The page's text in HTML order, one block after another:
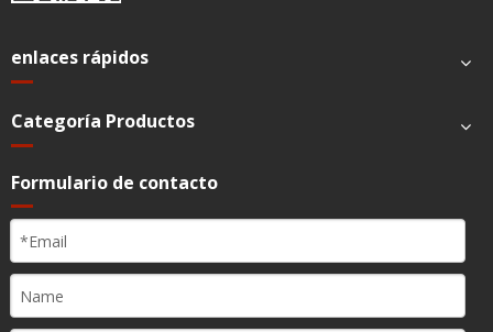
enlaces rápidos
Categoría Productos
Formulario de contacto